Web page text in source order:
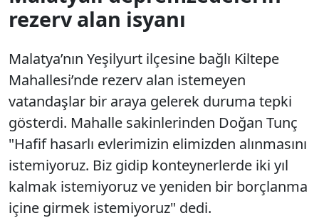
rezerv alan isyanı
Malatya’nın Yeşilyurt ilçesine bağlı Kiltepe
Mahallesi’nde rezerv alan istemeyen
vatandaşlar bir araya gelerek duruma tepki
gösterdi. Mahalle sakinlerinden Doğan Tunç
"Hafif hasarlı evlerimizin elimizden alınmasını
istemiyoruz. Biz gidip konteynerlerde iki yıl
kalmak istemiyoruz ve yeniden bir borçlanma
içine girmek istemiyoruz" dedi.